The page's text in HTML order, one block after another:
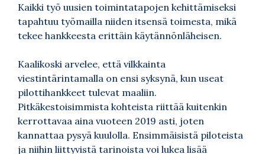
Kaikki työ uusien toimintatapojen kehittämiseksi
tapahtuu työmailla niiden itsensä toimesta, mikä
tekee hankkeesta erittäin käytännönläheisen.
Kaalikoski arvelee, että vilkkainta
viestintärintamalla on ensi syksynä, kun useat
pilottihankkeet tulevat maaliin.
Pitkäkestoisimmista kohteista riittää kuitenkin
kerrottavaa aina vuoteen 2019 asti, joten
kannattaa pysyä kuulolla. Ensimmäisistä piloteista
ja niihin liittyvistä tarinoista voi lukea lisää